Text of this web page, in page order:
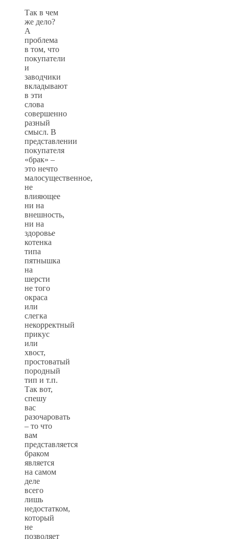
Так в чем
же дело?
А
проблема
в том, что
покупатели
и
заводчики
вкладывают
в эти
слова
совершенно
разный
смысл. В
представлении
покупателя
«брак» –
это нечто
малосущественное,
не
влияющее
ни на
внешность,
ни на
здоровье
котенка
типа
пятнышка
на
шерсти
не того
окраса
или
слегка
некорректный
прикус
или
хвост,
простоватый
породный
тип и т.п.
Так вот,
спешу
вас
разочаровать
– то что
вам
представляется
браком
является
на самом
деле
всего
лишь
недостатком,
который
не
позволяет